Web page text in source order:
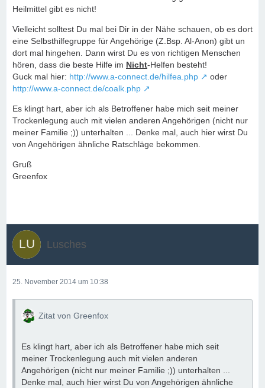
Heilmittel gibt es nicht!
Vielleicht solltest Du mal bei Dir in der Nähe schauen, ob es dort
eine Selbsthilfegruppe für Angehörige (Z.Bsp. Al-Anon) gibt un
dort mal hingehen. Dann wirst Du es von richtigen Menschen
hören, dass die beste Hilfe im Nicht-Helfen besteht!
Guck mal hier: http://www.a-connect.de/hilfea.php
oder
http://www.a-connect.de/coalk.php
Es klingt hart, aber ich als Betroffener habe mich seit meiner
Trockenlegung auch mit vielen anderen Angehörigen (nicht nur
meiner Familie ;)) unterhalten ... Denke mal, auch hier wirst Du
von Angehörigen ähnliche Ratschläge bekommen.
Gruß
Greenfox
Lusches
25. November 2014 um 10:38
Zitat von Greenfox
Es klingt hart, aber ich als Betroffener habe mich seit
meiner Trockenlegung auch mit vielen anderen
Angehörigen (nicht nur meiner Familie ;)) unterhalten ...
Denke mal, auch hier wirst Du von Angehörigen ähnliche